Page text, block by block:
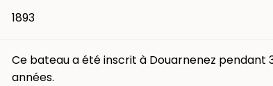
1893
Ce bateau a été inscrit à Douarnenez pendant
années.